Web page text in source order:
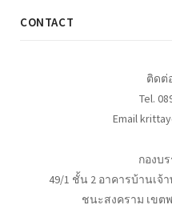
CONTACT
ติดต่
Tel.
Email
กองบ
49/1 ชั้น 2 อาคารบ้านเจ้
ชนะสงคราม เขต